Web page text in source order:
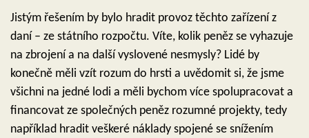
Jistým řešením by bylo hradit provoz těchto zařízení z
daní – ze státního rozpočtu. Víte, kolik peněz se vyhazuje
na zbrojení a na další vyslovené nesmysly? Lidé by
konečně měli vzít rozum do hrsti a uvědomit si, že jsme
všichni na jedné lodi a měli bychom více spolupracovat a
financovat ze společných peněz rozumné projekty, tedy
například hradit veškeré náklady spojené se snížením